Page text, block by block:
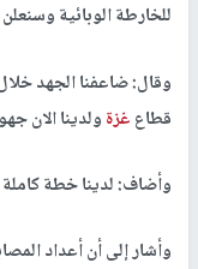
للخارطة الوبائية
وقال: ضاعفنا الجهد
قطاعغزةولدينا الان
وأضاف: لدينا خطة
وأشار إلى أن أعداد